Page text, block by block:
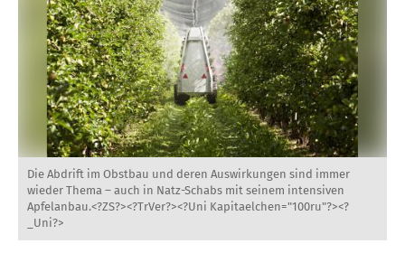
Die Abdrift im Obstbau und deren Auswirkungen sind immer
wieder Thema – auch in Natz-Schabs mit seinem intensiven
Apfelanbau.<?ZS?><?TrVer?><?Uni Kapitaelchen="100ru"?><?
_Uni?>